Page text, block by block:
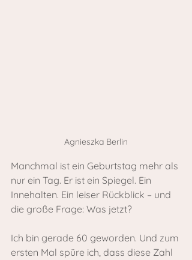
Agnieszka Berlin
Manchmal ist ein Geburtstag mehr als
nur ein Tag. Er ist ein Spiegel. Ein
Innehalten. Ein leiser Rückblick – und
die große Frage: Was jetzt?
Ich bin gerade 60 geworden. Und zum
ersten Mal spüre ich, dass diese Zahl